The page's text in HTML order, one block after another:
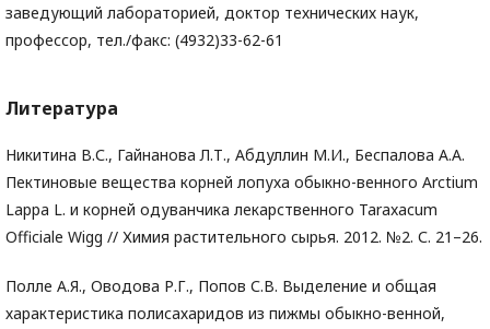
заведующий лабораторией, доктор технических наук,
профессор, тел./факс: (4932)33-62-61
Литература
Никитина В.С., Гайнанова Л.Т., Абдуллин М.И., Беспалова А.А.
Пектиновые вещества корней лопуха обыкно-венного Arctium
Lappa L. и корней одуванчика лекарственного Taraxacum
Officiale Wigg // Химия растительного сырья. 2012. №2. С. 21–26.
Полле А.Я., Оводова Р.Г., Попов С.В. Выделение и общая
характеристика полисахаридов из пижмы обыкно-венной,